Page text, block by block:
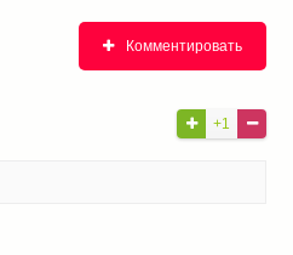
Комментировать
+1